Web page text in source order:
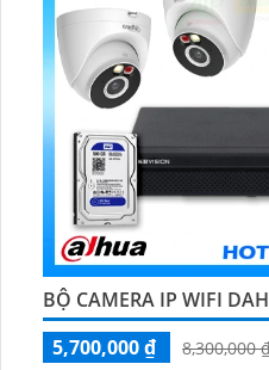
BỘ CAMERA IP WIFI
5,700,000 ₫
8,300,000